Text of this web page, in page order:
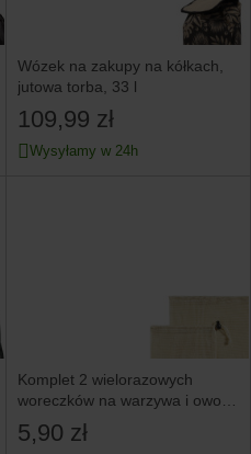
Wózek na zakupy na kółkach,
jutowa torba, 33 l
109,99 zł
Wysyłamy w 24h
Komplet 2 wielorazowych
woreczków na warzywa i owoce
Natural
5,90 zł